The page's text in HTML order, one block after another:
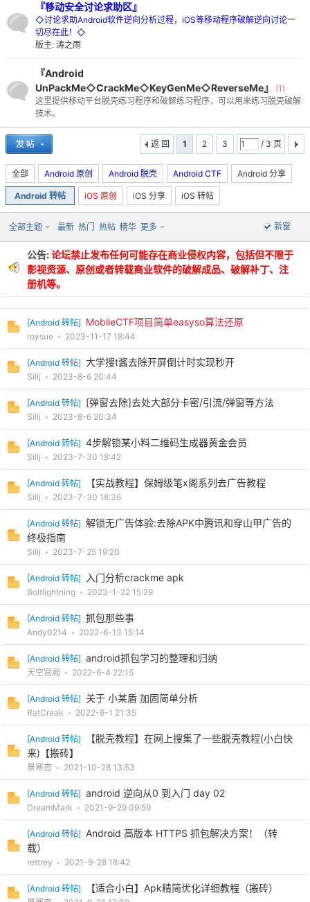
52
jie.
cn
『移动安全讨论求助区』
◇讨论求助Android软件逆向分析过程，iOS等移动程序破解逆向讨论一
切尽在此！◇
版主: 涛之雨
『Android
UnPackMe◇CrackMe◇KeyGenMe◇ReverseMe』
(1)
这里提供移动平台脱壳练习程序和破解练习程序，可以用来练习脱壳破解
技术。
1 2 3 / 3 页
返 回
全部 Android 原创 Android 脱壳 Android CTF Android 分享
Android 转帖 iOS 原创 iOS 分享 iOS 转帖
新窗
全部主题 最新 热门 热帖 精华 更多
公告:论坛禁止发布任何可能存在商业侵权内容，包括但不限于
影视资源、原创或者转载商业软件的破解成品、破解补丁、注
册机等。
[Android 转帖] MobileCTF项目简单easyso算法还原
roysue • 2023-11-17 18:44
[Android 转帖] 大学搜t酱去除开屏倒计时实现秒开
Sillj • 2023-8-6 20:44
[Android 转帖] [弹窗去除]去处大部分卡密/引流/弹窗等方法
Sillj • 2023-8-6 20:34
[Android 转帖] 4步解锁某小料二维码生成器黄金会员
Sillj • 2023-7-30 18:42
[Android 转帖] 【实战教程】保姆级笔x阁系列去广告教程
Sillj • 2023-7-30 18:36
[Android 转帖] 解锁无广告体验:去除APK中腾讯和穿山甲广告的
终极指南
Sillj • 2023-7-25 19:20
[Android 转帖] 入门分析crackme apk
Boltlightning • 2023-1-22 15:29
[Android 转帖] 抓包那些事
Andy0214 • 2022-6-13 15:14
[Android 转帖] android抓包学习的整理和归纳
天空宫阙 • 2022-6-4 22:15
[Android 转帖] 关于 小某盾 加固简单分析
RatCreak • 2022-6-1 21:35
[Android 转帖]
【脱壳教程】在网上搜集了一些脱壳教程(小白快
来)【搬砖】
景寒杏 • 2021-10-28 13:53
[Android 转帖] android 逆向从0 到入门 day 02
DreamMark • 2021-9-29 09:59
[Android 转帖] Android 高版本 HTTPS 抓包解决方案！（转
载）
rettrey • 2021-9-28 18:42
[Android 转帖] 【适合小白】Apk精简优化详细教程（搬砖）